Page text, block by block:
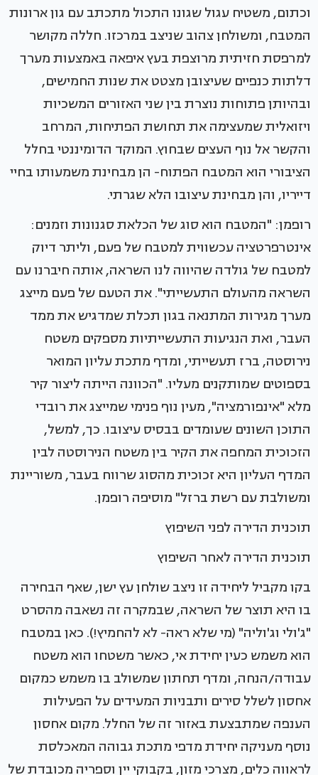
וכתום, משטיח עגול שגונו התכול מתכתב עם גון ארונות
המטבח, ומשולחן צהוב שניצב במרכזו. חללה מקושר
למרפסת חזיתית מרוצפת בעץ איפאה באמצעות מערך
דלתות כנפיים שעיצובן מצטט את שנות החמישים,
ובהיותן פתוחות נוצרת בין שני האזורים המשכיות
ויזואלית שמעצימה את תחושת הפתיחות, המרחב
והקשר אל נוף העצים שבחוץ. המוקד הדומיננטי בחלל
הציבורי הוא המטבח הפתוח- הן מבחינת משמעותו בחיי
דייריו, והן מבחינת עיצובו הלא שגרתי.
רופמן: "המטבח הוא סוג של הכלאת סגנונות וזמנים:
אינטרפרטציה עכשווית למטבח של פעם, וליתר דיוק
למטבח של גולדה שהיווה לנו השראה, אותה חיברנו עם
השראה מהעולם התעשייתי". את הטעם של פעם מייצג
מערך מגירות המתנאה בגון תכלת שמדגיש את ממד
העבר, ואת הנגיעות התעשייתיות מספקים משטח
נירוסטה, ברז תעשייתי, ומדף מתכת עליון המואר
בספוטים שמותקנים מעליו. "הכוונה הייתה ליצור קיר
מלא "אינפורמציה", מעין נוף פנימי שמייצג את רובדי
התוכן השונים שעומדים בבסיס עיצובו. כך, למשל,
הזכוכית המחפה את הקיר בין משטח הנירוסטה לבין
המדף העליון היא זכוכית מהסוג שרווח בעבר, משוריינת
ומשולבת עם רשת ברזל" מוסיפה רופמן.
תוכנית הדירה לפני השיפוץ
תוכנית הדירה לאחר השיפוץ
בקו מקביל ליחידה זו ניצב שולחן עץ ישן, שאף הבחירה
בו היא תוצר של השראה, שבמקרה זה נשאבה מהסרט
"ג'ולי וג'וליה" (מי שלא ראה- לא להחמיץ!). כאן במטבח
הוא משמש כעין יחידת אי, כאשר משטחו הוא משטח
עבודה/הנחה, ומדף תחתון שמשולב בו משמש כמקום
אחסון לשלל סירים ותבניות המעידים על הפעילות
הענפה שמתבצעת באזור זה של החלל. מקום אחסון
נוסף מעניקה יחידת מדפי מתכת גבוהה המאכלסת
לראווה כלים, מצרכי מזון, בקבוקי יין וספריה מכובדת של